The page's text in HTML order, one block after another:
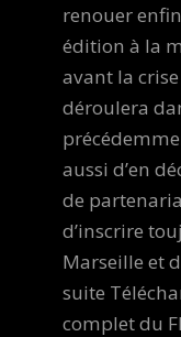
renouer
édition à la
avant la
déroulera
aussi d’en
de
d’inscrire
Marseille et
suite
complet du